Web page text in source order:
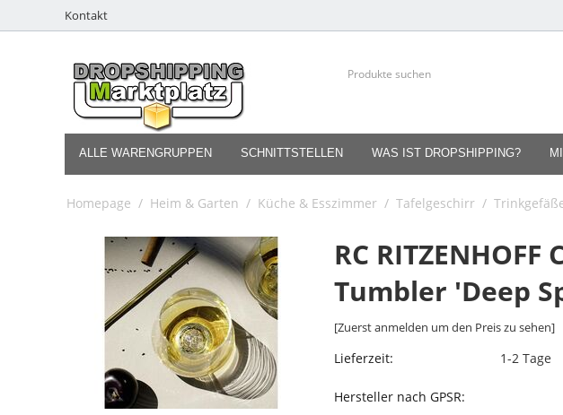
Kontakt
ALLE WARENGRUPPEN SCHNITTSTELLEN WAS IST DROPSHIPPING?
Homepage / Heim & Garten / Küche & Esszimmer / Tafelgeschirr /
RC RITZENHOFF
Tumbler 'Deep
[Zuerst anmelden um den Preis zu sehen]
Lieferzeit: 1-2 Tage
Hersteller nach GPSR: